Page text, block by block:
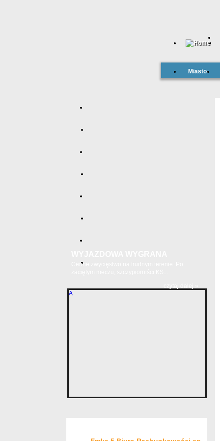
Miasto
Cenne zwycięstwo na trudnym terenie. Po